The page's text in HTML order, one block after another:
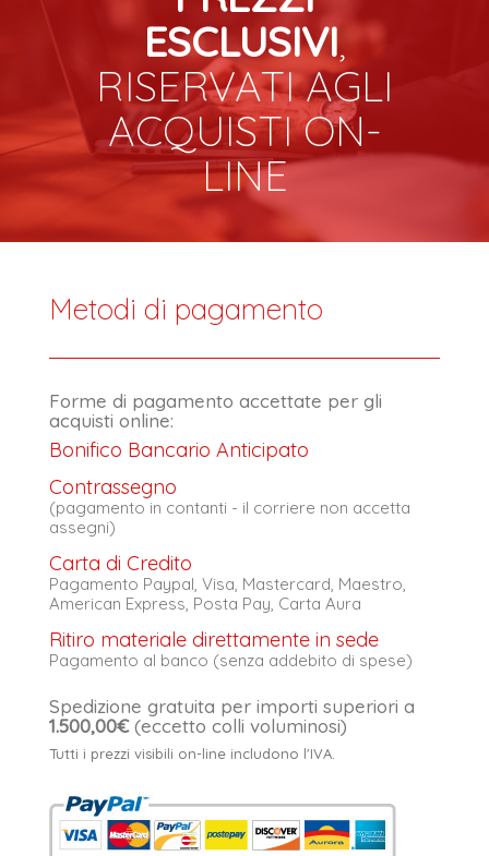
ESCLUSIVI,
RISERVATI AGLI
ACQUISTI ON-
LINE
Metodi di pagamento
Forme di pagamento accettate per gli
acquisti online:
Bonifico Bancario Anticipato
Contrassegno
(pagamento in contanti - il corriere non accetta
assegni)
Carta di Credito
Pagamento Paypal, Visa, Mastercard, Maestro,
American Express, Posta Pay, Carta Aura
Ritiro materiale direttamente in sede
Pagamento al banco (senza addebito di spese)
Spedizione gratuita per importi superiori a
1.500,00€(eccetto colli voluminosi)
Tutti i prezzi visibili on-line includono l'IVA.